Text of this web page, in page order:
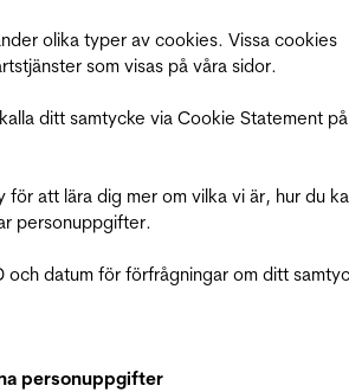
olika typer av cookies. Vissa cookies
som visas på våra sidor.
ditt samtycke via Cookie Statement
för att lära dig mer om vilka vi är, hur du
personuppgifter.
och datum för förfrågningar om ditt
personuppgifter